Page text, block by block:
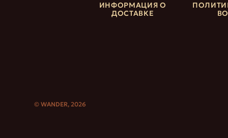
ИНФОРМАЦИЯ О
ДОСТАВКЕ
© WANDER, 2026